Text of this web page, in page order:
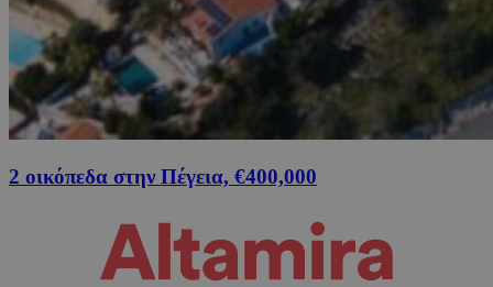
2 οικόπεδα στην Πέγεια, €400,000